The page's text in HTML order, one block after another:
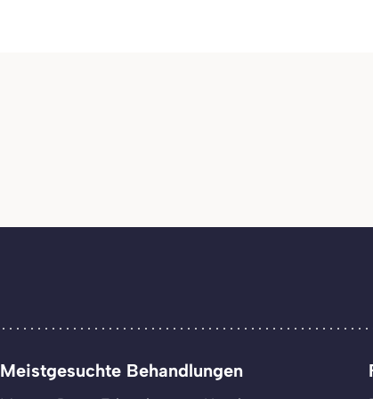
Meistgesuchte Behandlungen